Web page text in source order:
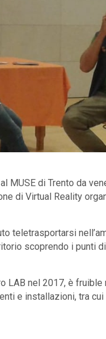
MUSE di Trento da
di Virtual Reality
teletrasportarsi
scoprendo i punti
LAB nel 2017, è
e installazioni, tra cui